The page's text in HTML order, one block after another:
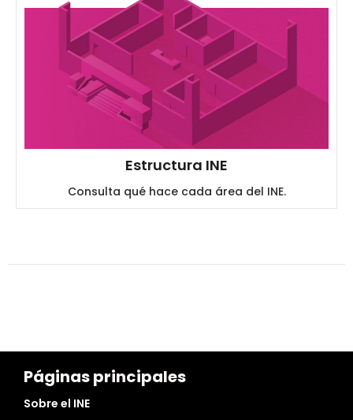
Estructura INE
Consulta qué hace cada área del INE.
Páginas principales
Sobre el INE